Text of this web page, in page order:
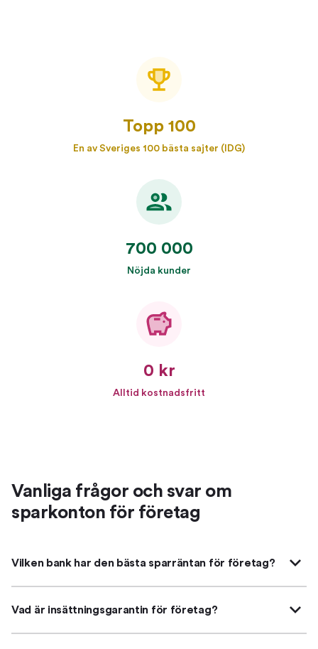
Topp 100
En av Sveriges 100 bästa sajter (IDG)
700 000
Nöjda kunder
0 kr
Alltid kostnadsfritt
Vanliga frågor och svar om
sparkonton för företag
Vilken bank har den bästa sparräntan för företag?
Vad är insättningsgarantin för företag?